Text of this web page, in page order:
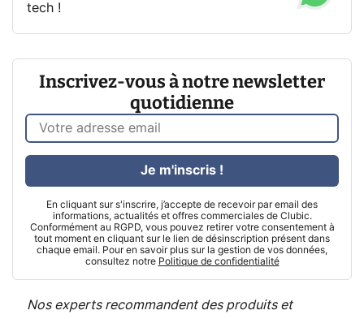
tech !
Inscrivez-vous à notre newsletter
quotidienne
En cliquant sur s'inscrire, j’accepte de recevoir par email des
informations, actualités et offres commerciales de Clubic.
Conformément au RGPD, vous pouvez retirer votre consentement à
tout moment en cliquant sur le lien de désinscription présent dans
chaque email. Pour en savoir plus sur la gestion de vos données,
consultez notre Politique de confidentialité
Je m'inscris !
Nos experts recommandent des produits et